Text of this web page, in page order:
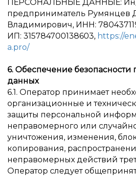
ПЕРСОНАЛЬНЫЕ ДАННЫЕ:
предприниматель Румянцев
Владимирович, ИНН:
ИП: 315784700138603, https://
a.pro/
6. Обеспечение безопасности
данных
6.1. Оператор принимает
организационные и
защиты персональной
неправомерного или
уничтожения, изменения,
копирования,
неправомерных действий
Оператор следует